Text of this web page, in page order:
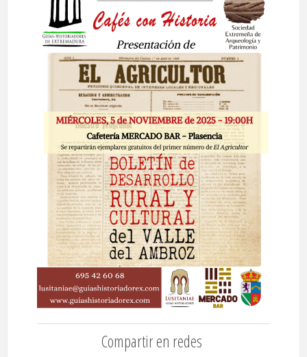
Compartir en redes